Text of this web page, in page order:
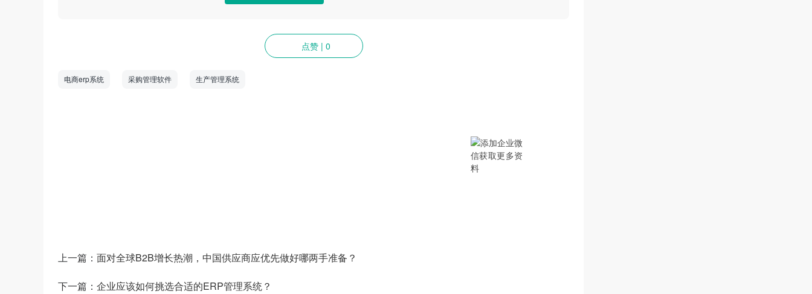
点赞 | 0
电商erp系统 采购管理软件 生产管理系统
上一篇： 面对全球B2B增长热潮，中国供应商应优先做好哪两手准备？
下一篇： 企业应该如何挑选合适的ERP管理系统？